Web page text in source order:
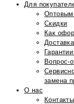
Для
Оптовым
Скидки
Как
Вопрос-
замена
О нас
Контакты